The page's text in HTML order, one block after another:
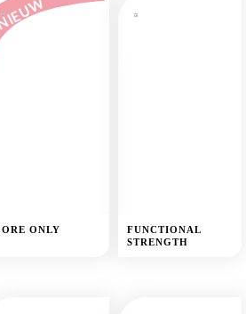
ONLY
FUNCTIONAL
STRENGTH